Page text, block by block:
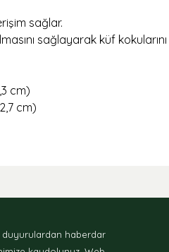
sağlar.
sağlayarak küf kokularını
cm)
cm)
duyurulardan haberdar